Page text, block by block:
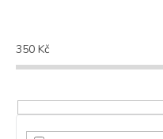
o
d
k
t
350 Kč